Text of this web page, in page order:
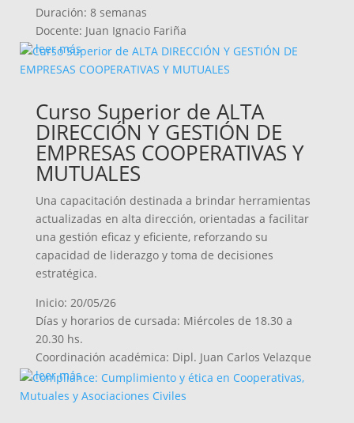
Duración: 8 semanas
Docente: Juan Ignacio Fariña
leer más
Curso Superior de ALTA
DIRECCIÓN Y GESTIÓN DE
EMPRESAS COOPERATIVAS Y
MUTUALES
Una capacitación destinada a brindar herramientas
actualizadas en alta dirección, orientadas a facilitar
una gestión eficaz y eficiente, reforzando su
capacidad de liderazgo y toma de decisiones
estratégica.
Inicio: 20/05/26
Días y horarios de cursada: Miércoles de 18.30 a
20.30 hs.
Coordinación académica: Dipl. Juan Carlos Velazque
leer más